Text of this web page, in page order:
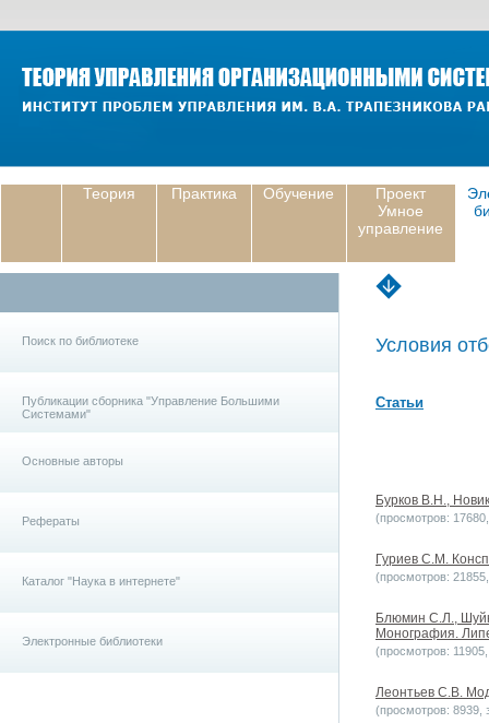
Теория Практика Обучение
Проект
Умное
управление
Поиск по библиотеке
Публикации сборника "Управление Большими
Системами"
Основные авторы
Рефераты
Каталог "Наука в интернете"
Электронные библиотеки
Условия
Статьи
Бурков В.Н.,
(просмотров:
Гуриев С.М.
(просмотров:
Блюмин С.Л.,
Монография.
(просмотров:
Леонтьев С.В.
(просмотров: 8939,